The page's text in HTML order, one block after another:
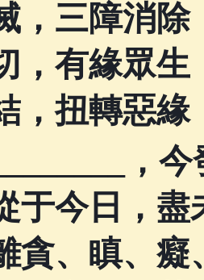
，三障消
，有緣眾
，扭轉惡
，
于今日，
貪、瞋、